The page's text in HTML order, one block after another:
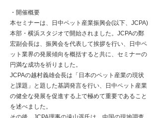
・開催概要
本セミナーは、日中ペット産業振興会(以下、JCPA)
本部・横浜スタジオで開始されました。JCPAの鄭
宏副会長は、振興会を代表して挨拶を行い、日中ペ
ット業界の発展傾向を概括すると共に、セミナーの
円満な成功を祈りました。
JCPAの越村義雄会長は「日本のペット産業の現状
と課題」と題した基調発言を行い、日中ペット産業
の健全な発展を促進する上で極めて重要であること
を述べました。